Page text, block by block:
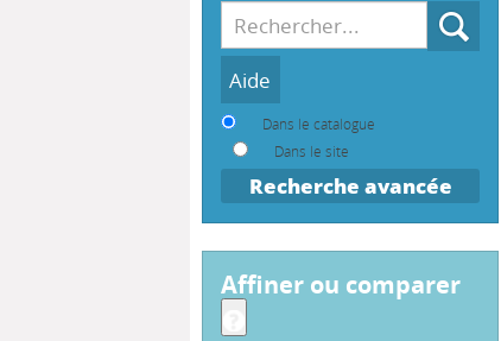
Dans le catalogue
Dans le site
Recherche avancée
affiner ou comparer